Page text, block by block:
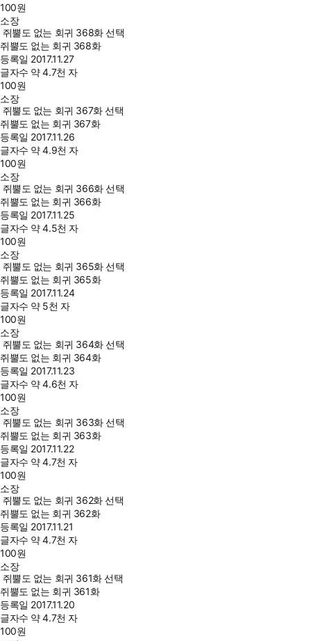
100원
소장
쥐뿔도 없는 회귀 368화 선택
쥐뿔도 없는 회귀 368화
등록일 2017.11.27
글자수 약 4.7천 자
100원
소장
쥐뿔도 없는 회귀 367화 선택
쥐뿔도 없는 회귀 367화
등록일 2017.11.26
글자수 약 4.9천 자
100원
소장
쥐뿔도 없는 회귀 366화 선택
쥐뿔도 없는 회귀 366화
등록일 2017.11.25
글자수 약 4.5천 자
100원
소장
쥐뿔도 없는 회귀 365화 선택
쥐뿔도 없는 회귀 365화
등록일 2017.11.24
글자수 약 5천 자
100원
소장
쥐뿔도 없는 회귀 364화 선택
쥐뿔도 없는 회귀 364화
등록일 2017.11.23
글자수 약 4.6천 자
100원
소장
쥐뿔도 없는 회귀 363화 선택
쥐뿔도 없는 회귀 363화
등록일 2017.11.22
글자수 약 4.7천 자
100원
소장
쥐뿔도 없는 회귀 362화 선택
쥐뿔도 없는 회귀 362화
등록일 2017.11.21
글자수 약 4.7천 자
100원
소장
쥐뿔도 없는 회귀 361화 선택
쥐뿔도 없는 회귀 361화
등록일 2017.11.20
글자수 약 4.7천 자
100원